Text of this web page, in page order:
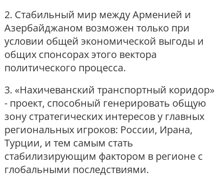
2. Стабильный мир между Арменией и
Азербайджаном возможен только при
условии общей экономической выгоды и
общих спонсорах этого вектора
политического процесса.
3. «Нахичеванский транспортный коридор»
- проект, способный генерировать общую
зону стратегических интересов у главных
региональных игроков: России, Ирана,
Турции, и тем самым стать
стабилизирующим фактором в регионе с
глобальными последствиями.